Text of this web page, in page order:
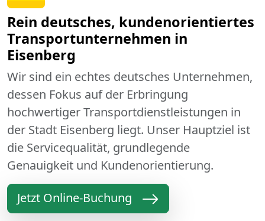
Rein deutsches, kundenorientiertes
Transportunternehmen in
Eisenberg
Wir sind ein echtes deutsches Unternehmen,
dessen Fokus auf der Erbringung
hochwertiger Transportdienstleistungen in
der Stadt Eisenberg liegt. Unser Hauptziel ist
die Servicequalität, grundlegende
Genauigkeit und Kundenorientierung.
Jetzt Online-Buchung